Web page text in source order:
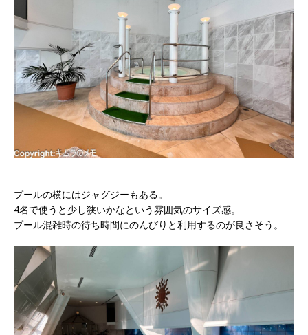
プールの横にはジャグジーもある。
4名で使うと少し狭いかなという雰囲気のサイズ感。
プール混雑時の待ち時間にのんびりと利用するのが良さそう。